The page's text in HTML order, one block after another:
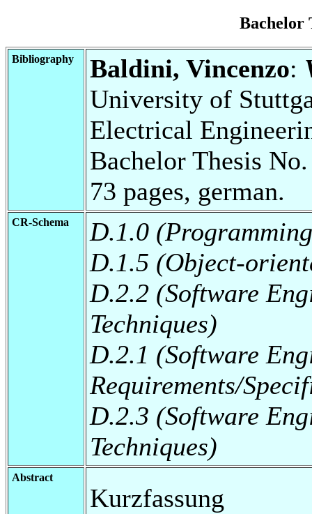
Bachelor
Bibliography Baldini, Vincenzo:
University of
Electrical
Bachelor Thesis
73 pages, german.
CR-Schema
D.1.0
D.1.5 (Object-
D.2.2 (Software
Techniques)
D.2.1 (Software
Requirements/
D.2.3 (Software
Techniques)
Abstract
Kurzfassung